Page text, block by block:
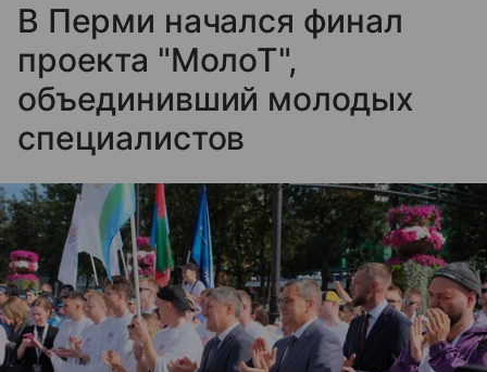
В Перми начался финал
проекта "МолоТ",
объединивший молодых
специалистов